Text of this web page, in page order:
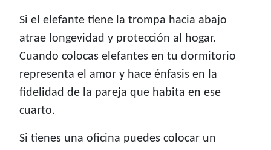
Si el elefante tiene la trompa hacia abajo
atrae longevidad y protección al hogar.
Cuando colocas elefantes en tu dormitorio
representa el amor y hace énfasis en la
fidelidad de la pareja que habita en ese
cuarto.
Si tienes una oficina puedes colocar un